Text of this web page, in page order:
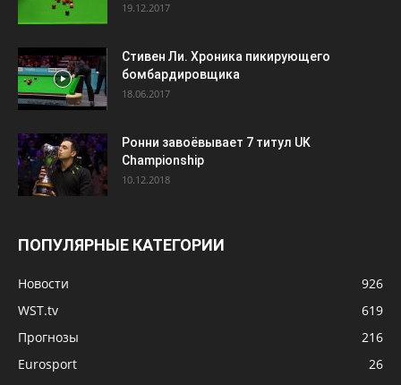
19.12.2017
Стивен Ли. Хроника пикирующего
бомбардировщика
18.06.2017
Ронни завоёвывает 7 титул UK
Championship
10.12.2018
ПОПУЛЯРНЫЕ КАТЕГОРИИ
Новости
926
WST.tv
619
Прогнозы
216
Eurosport
26